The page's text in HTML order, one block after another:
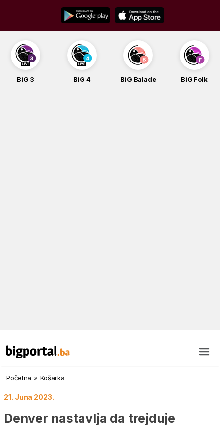
content
BiG 3 BiG 4 BiG Balade BiG Folk
Početna » Košarka
21. Juna 2023.
Denver nastavlja da trejduje